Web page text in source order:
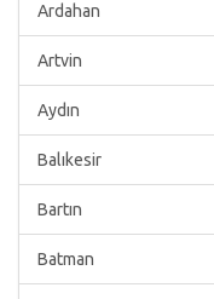
Ardahan
Artvin
Aydın
Balıkesir
Bartın
Batman